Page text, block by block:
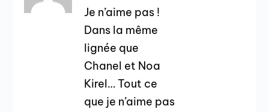
Je n’aime pas !
Dans la même
lignée que
Chanel et Noa
Kirel… Tout ce
que je n’aime pas